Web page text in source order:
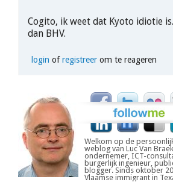
Cogito, ik weet dat Kyoto idiotie
dan BHV.
login ofregistreerom te reageren
Welkom op de
weblog van Luc Van
ondernemer, ICT-
burgerlijk ingenieur,
blogger. Sinds oktober
Vlaamse immigrant in